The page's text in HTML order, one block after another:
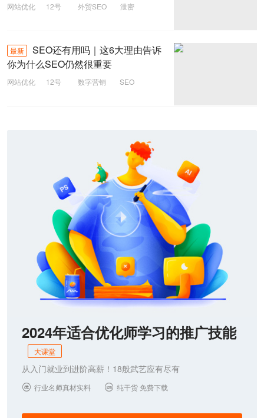
网站优化 12号 外贸SEO
泄密
最新
SEO还有用吗｜这6大理由告诉
你为什么SEO仍然很重要
网站优化 12号 数字营销 SEO
2024年适合优化师学习的推广技能
大课堂
从入门就业到进阶高薪！18般武艺应有尽有
 行业名师真材实料  纯干货 免费下载